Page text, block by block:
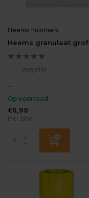
Heems huismerk
Heems granulaat grof
Vergelijk
...
Op voorraad
€6,99
Incl. btw